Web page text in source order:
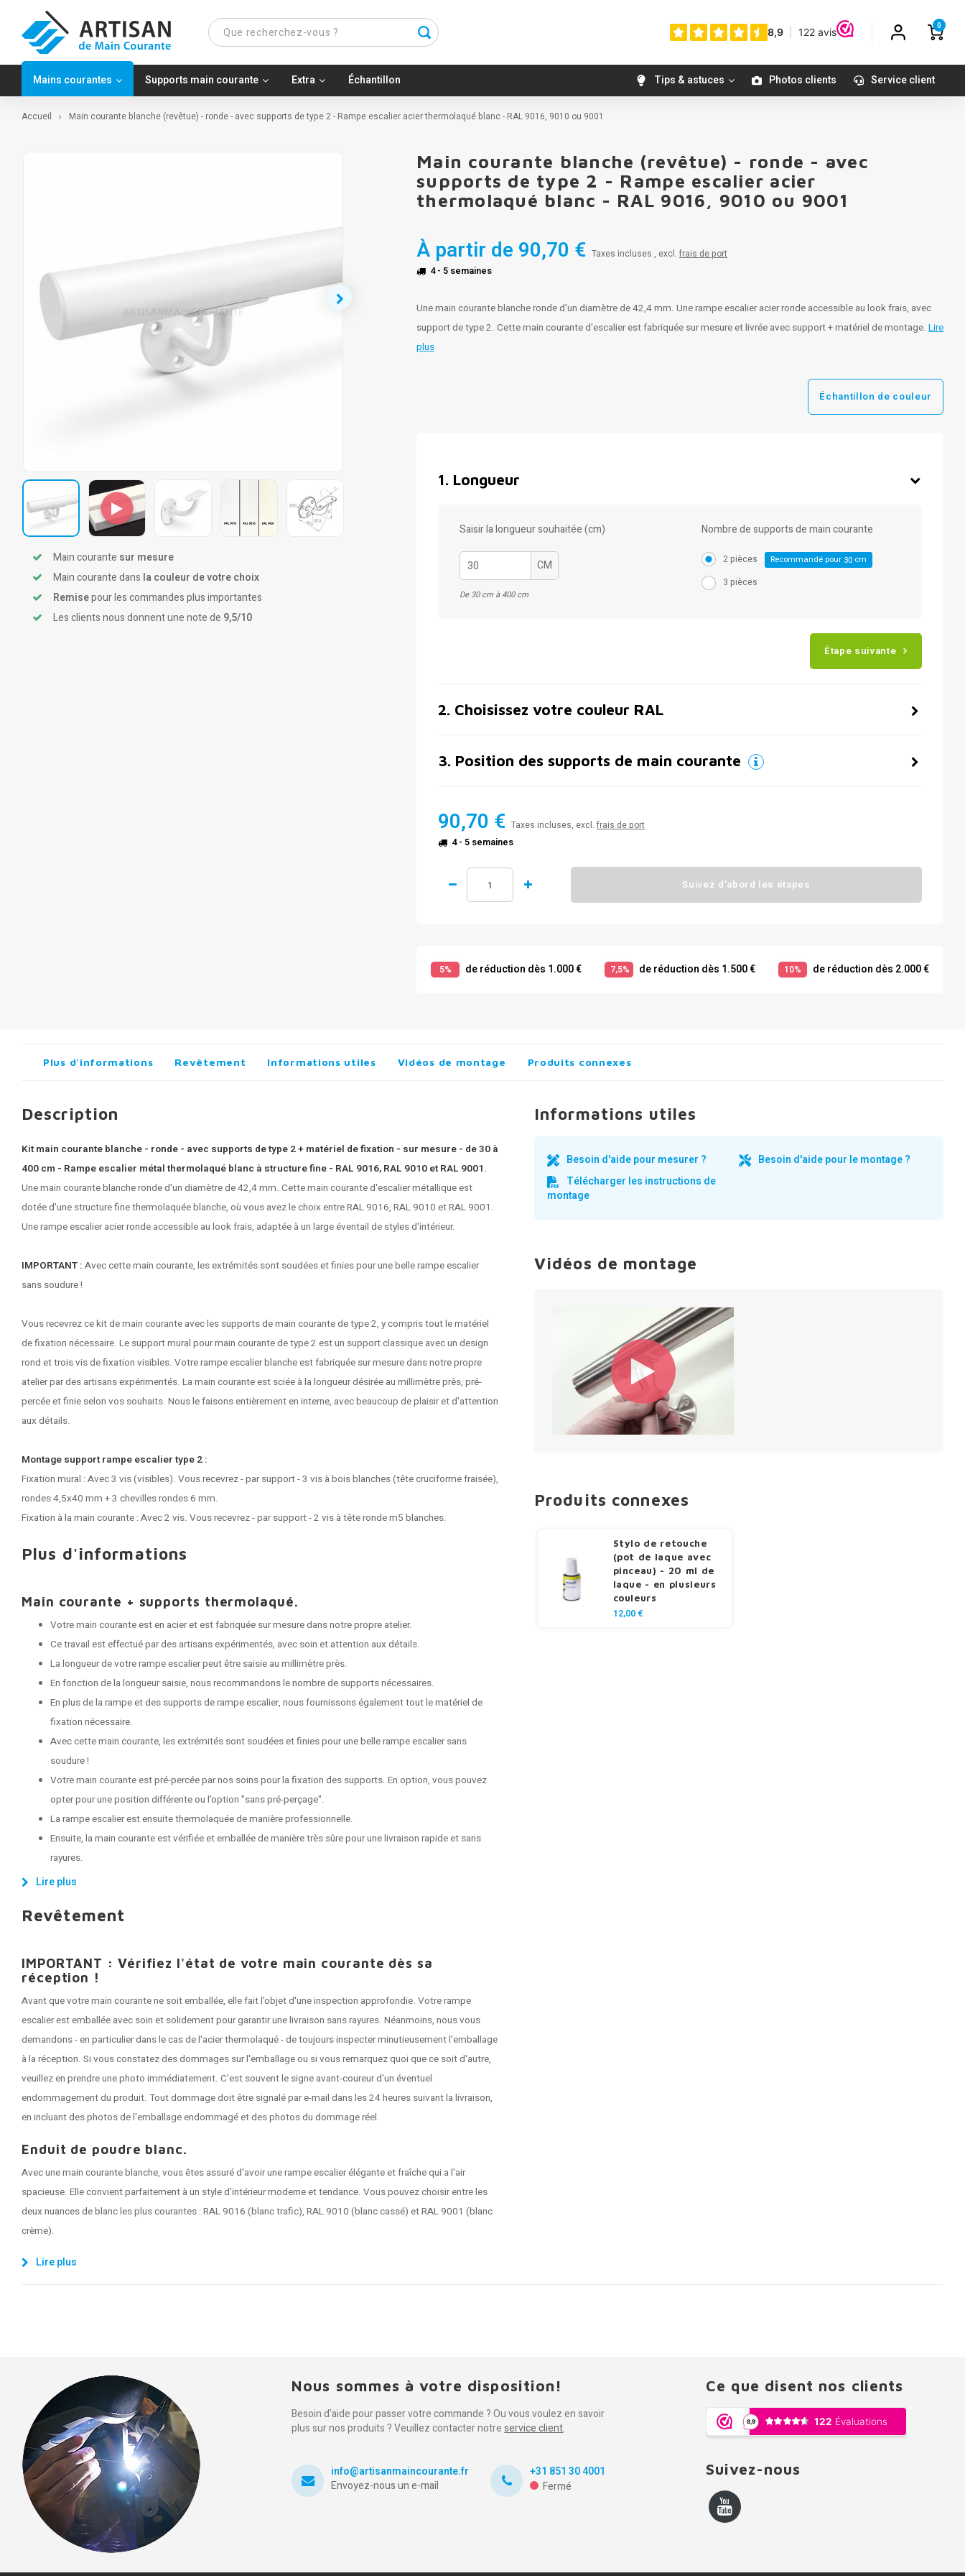
0
Mains courantes Supports main courante Extra Échantillon Tips & astuces Photos clients Service client
Accueil Main courante blanche (revêtue) - ronde - avec supports de type 2 - Rampe escalier acier thermolaqué blanc - RAL 9016, 9010 ou 9001
Main courante sur mesure
Main courante dans la couleur de votre choix
Remisepour les commandes plus importantes
Les clients nous donnent une note de 9,5/10
Main courante blanche (revêtue) - ronde - avec
supports de type 2 - Rampe escalier acier
thermolaqué blanc - RAL 9016, 9010 ou 9001
À partir de 90,70 € Taxes incluses , excl. frais de port
4 - 5 semaines
Une main courante blanche ronde d'un diamètre de 42,4 mm. Une rampe escalier acier ronde accessible au look frais, avec
support de type 2. Cette main courante d'escalier est fabriquée sur mesure et livrée avec support + matériel de montage. Lire
plus
Échantillon de couleur
1. Longueur
Saisir la longueur souhaitée (cm)
CM
De 30 cm à 400 cm
Nombre de supports de main courante
2 pièces Recommandé pour 30 cm
3 pièces
Étape suivante
2. Choisissez votre couleur RAL
3. Position des supports de main courante
90,70 € Taxes incluses, excl. frais de port
4 - 5 semaines
Suivez d'abord les étapes
5% de réduction dès 1.000 € 7,5% de réduction dès 1.500 € 10% de réduction dès 2.000 €
Plus d'informations Revêtement Informations utiles Vidéos de montage Produits connexes
Description
Kit main courante blanche - ronde - avec supports de type 2 + matériel de fixation - sur mesure - de 30 à
400 cm - Rampe escalier métal thermolaqué blanc à structure fine - RAL 9016, RAL 9010 et RAL 9001.
Une main courante blanche ronde d'un diamètre de 42,4 mm. Cette main courante d'escalier métallique est
dotée d'une structure fine thermolaquée blanche, où vous avez le choix entre RAL 9016, RAL 9010 et RAL 9001.
Une rampe escalier acier ronde accessible au look frais, adaptée à un large éventail de styles d'intérieur.
IMPORTANT : Avec cette main courante, les extrémités sont soudées et finies pour une belle rampe escalier
sans soudure !
Vous recevrez ce kit de main courante avec les supports de main courante de type 2, y compris tout le matériel
de fixation nécessaire. Le support mural pour main courante de type 2 est un support classique avec un design
rond et trois vis de fixation visibles. Votrerampe escalier blancheest fabriquée sur mesure dans notre propre
atelier par des artisans expérimentés. La main courante est sciée à la longueur désirée au millimètre près, pré-
percée et finie selon vos souhaits. Nous le faisons entièrement en interne, avec beaucoup de plaisir et d'attention
aux détails.
Montage support rampe escalier type 2 :
Fixation mural : Avec 3 vis (visibles). Vous recevrez - par support - 3 vis à bois blanches (tête cruciforme fraisée),
rondes 4,5x40 mm + 3 chevilles rondes 6 mm.
Fixation à la main courante : Avec 2 vis. Vous recevrez - par support - 2 vis à tête ronde m5 blanches.
Plus d'informations
Main courante + supports thermolaqué.
Votre main courante est en acier et est fabriquée sur mesure dans notre propre atelier.
Ce travail est effectué par des artisans expérimentés, avec soin et attention aux détails.
La longueur de votre rampe escalier peut être saisie au millimètre près.
En fonction de la longueur saisie, nous recommandons le nombre de supports nécessaires.
En plus de la rampe et des supports de rampe escalier, nous fournissons également tout le matériel de
fixation nécessaire.
Avec cette main courante, les extrémités sont soudées et finies pour une belle rampe escalier sans
soudure !
Votre main courante est pré-percée par nos soins pour la fixation des supports. En option, vous pouvez
opter pour une position différente ou l'option "sans pré-perçage".
La rampe escalier est ensuite thermolaquée de manière professionnelle.
Ensuite, la main courante est vérifiée et emballée de manière très sûre pour une livraison rapide et sans
rayures.
Lire plus
Revêtement
IMPORTANT : Vérifiez l'état de votre main courante dès sa
réception !
Avant que votre main courante ne soit emballée, elle fait l'objet d'une inspection approfondie. Votre rampe
escalier est emballée avec soin et solidement pour garantir une livraison sans rayures. Néanmoins, nous vous
demandons - en particulier dans le cas de l'acier thermolaqué - de toujours inspecter minutieusement l'emballage
à la réception. Si vous constatez des dommages sur l'emballage ou si vous remarquez quoi que ce soit d'autre,
veuillez en prendre une photo immédiatement. C'est souvent le signe avant-coureur d'un éventuel
endommagement du produit. Tout dommage doit être signalé par e-mail dans les 24 heures suivant la livraison,
en incluant des photos de l'emballage endommagé et des photos du dommage réel.
Enduit de poudre blanc.
Avec une main courante blanche, vous êtes assuré d'avoir une rampe escalier élégante et fraîche qui a l'air
spacieuse. Elle convient parfaitement à un style d'intérieur moderne et tendance. Vous pouvez choisir entre les
deux nuances de blanc les plus courantes : RAL 9016 (blanc trafic), RAL 9010 (blanc cassé) et RAL 9001 (blanc
crème).
Lire plus
Informations utiles
Besoin d'aide pour mesurer ?
Besoin d'aide pour le montage ?
Télécharger les instructions de
montage
Vidéos de montage
Produits connexes
Stylo de retouche
(pot de laque avec
pinceau) - 20 ml de
laque - en plusieurs
couleurs
12,00 €
Nous sommes à votre disposition!
Besoin d'aide pour passer votre commande ? Ou vous voulez en savoir
plus sur nos produits ? Veuillez contacter notreservice client.
info@artisanmaincourante.fr
Envoyez-nous un e-mail
+31 851 30 4001
Fermé
Ce que disent nos clients
Suivez-nous